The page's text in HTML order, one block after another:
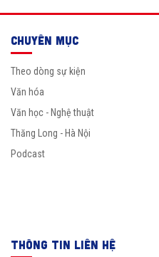
CHUYÊN MỤC
Theo dòng sự kiện
Văn hóa
Văn học - Nghệ thuật
Thăng Long - Hà Nội
Podcast
THÔNG TIN LIÊN HỆ